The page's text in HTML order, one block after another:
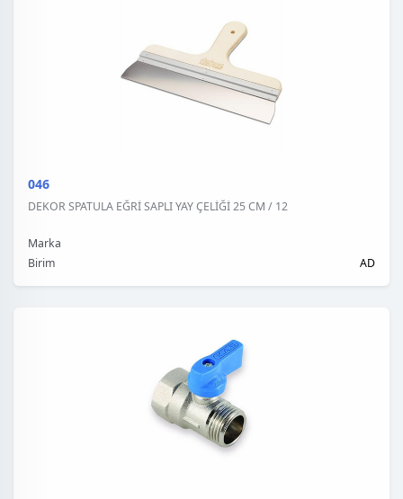
046
DEKOR SPATULA EĞRİ SAPLI YAY ÇELİĞİ 25 CM / 12
Marka
Birim
AD